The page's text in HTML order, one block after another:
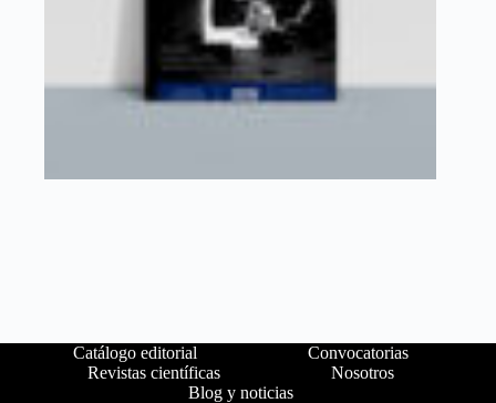
Catálogo editorial
Convocatorias
Revistas científicas
Nosotros
Blog y noticias